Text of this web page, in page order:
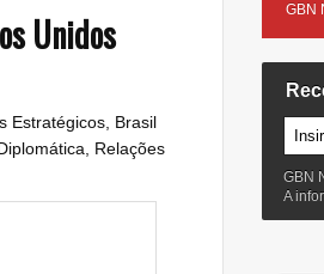
Unidos
Estratégicos Brasil
Relações
GBN
GBN
A